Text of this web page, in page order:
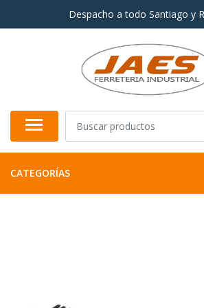
Despacho a todo Santiago y
CATEGORÍAS